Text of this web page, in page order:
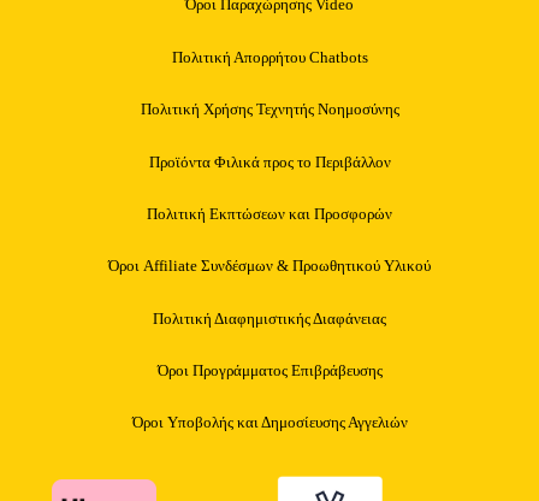
Όροι Παραχώρησης Video
Πολιτική Απορρήτου Chatbots
Πολιτική Χρήσης Τεχνητής Νοημοσύνης
Προϊόντα Φιλικά προς το Περιβάλλον
Πολιτική Εκπτώσεων και Προσφορών
Όροι Affiliate Συνδέσμων & Προωθητικού Υλικού
Πολιτική Διαφημιστικής Διαφάνειας
Όροι Προγράμματος Επιβράβευσης
Όροι Υποβολής και Δημοσίευσης Αγγελιών